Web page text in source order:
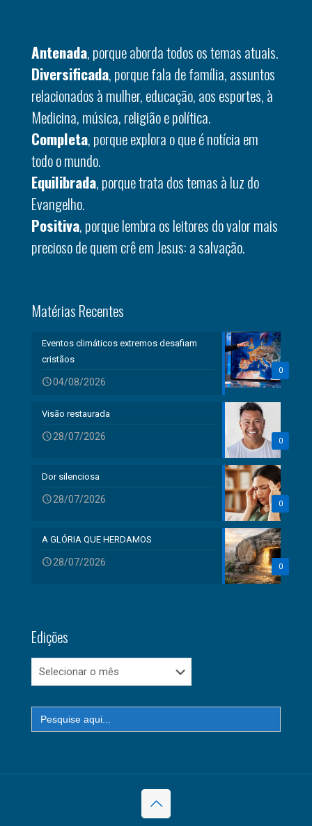
Antenada, porque aborda todos os temas atuais.
Diversificada, porque fala de família, assuntos
relacionados à mulher, educação, aos esportes, à
Medicina, música, religião e política.
Completa, porque explora o que é notícia em
todo o mundo.
Equilibrada, porque trata dos temas à luz do
Evangelho.
Positiva, porque lembra os leitores do valor mais
precioso de quem crê em Jesus: a salvação.
Matérias Recentes
0
Eventos climáticos extremos desafiam
cristãos
04/08/2026
0
Visão restaurada
28/07/2026
0
Dor silenciosa
28/07/2026
0
A GLÓRIA QUE HERDAMOS
28/07/2026
Edições
Edições
Search
for: